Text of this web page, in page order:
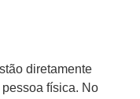
diretamente
física. No